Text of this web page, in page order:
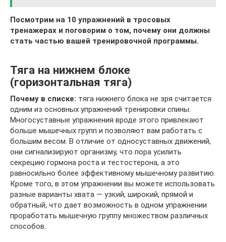
Посмотрим на 10 упражнений в тросовых
тренажерах и поговорим о том, почему они должны
стать частью вашей тренировочной программы.
Тяга на нижнем блоке
(горизонтальная тяга)
Почему в списке: тяга нижнего блока не зря считается
одним из основных упражнений тренировки спины.
Многосуставные упражнения вроде этого привлекают
больше мышечных групп и позволяют вам работать с
большим весом. В отличие от односуставных движений,
они сигнализируют организму, что пора усилить
секрецию гормона роста и тестостерона, а это
равносильно более эффективному мышечному развитию.
Кроме того, в этом упражнении вы можете использовать
разные варианты хвата — узкий, широкий, прямой и
обратный, что дает возможность в одном упражнении
проработать мышечную группу множеством различных
способов.